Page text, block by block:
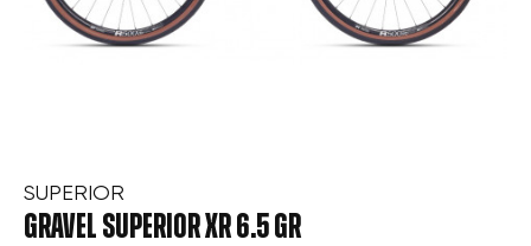
SUPERIOR
GRAVEL SUPERIOR XR 6.5 GR